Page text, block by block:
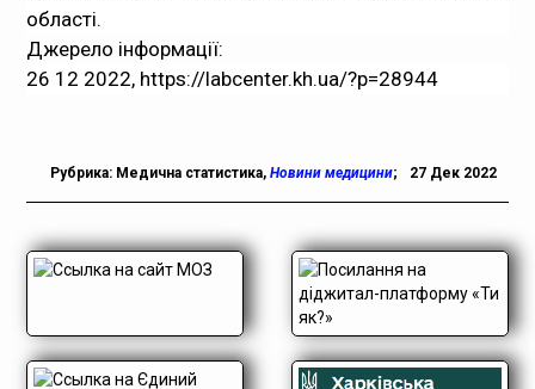
області.
Джерело інформації:
26 12 2022, https://labcenter.kh.ua/?p=28944
Рубрика: Медична статистика, Новини медицини; 27 Дек 2022